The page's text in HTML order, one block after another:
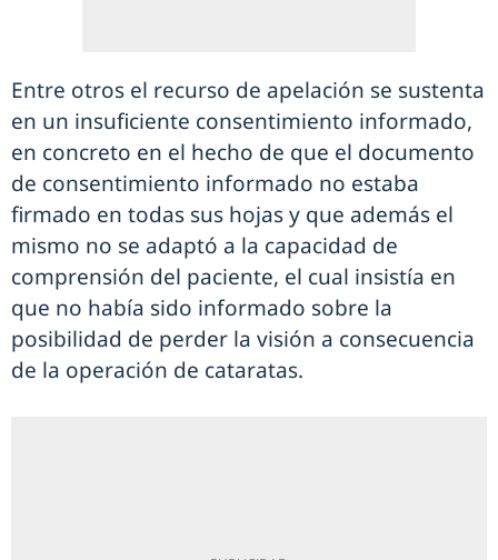
Entre otros el recurso de apelación se sustenta
en un insuficiente consentimiento informado,
en concreto en el hecho de que el documento
de consentimiento informado no estaba
firmado en todas sus hojas y que además el
mismo no se adaptó a la capacidad de
comprensión del paciente, el cual insistía en
que no había sido informado sobre la
posibilidad de perder la visión a consecuencia
de la operación de cataratas.